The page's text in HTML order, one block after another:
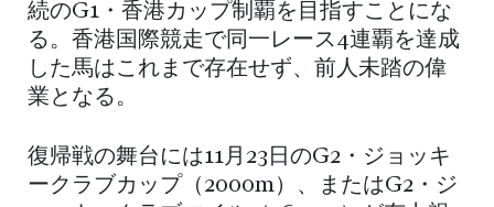
続のG1・香港カップ制覇を目指すことにな
る。香港国際競走で同一レース4連覇を達成
した馬はこれまで存在せず、前人未踏の偉
業となる。
復帰戦の舞台には11月23日のG2・ジョッキ
ークラブカップ（2000m）、またはG2・ジ